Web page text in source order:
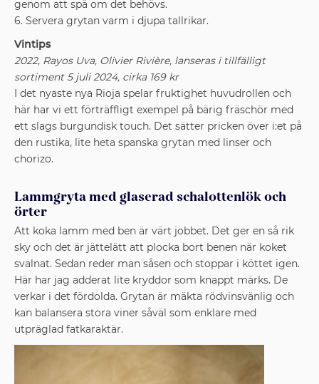
genom att spä om det behövs.
6. Servera grytan varm i djupa tallrikar.
Vintips
2022, Rayos Uva, Olivier Rivière, lanseras i tillfälligt
sortiment 5 juli 2024, cirka 169 kr
I det nyaste nya Rioja spelar fruktighet huvudrollen och
här har vi ett förträffligt exempel på bärig fräschör med
ett slags burgundisk touch. Det sätter pricken över i:et på
den rustika, lite heta spanska grytan med linser och
chorizo.
Lammgryta med glaserad schalottenlök och
örter
Att koka lamm med ben är värt jobbet. Det ger en så rik
sky och det är jättelätt att plocka bort benen när koket
svalnat. Sedan reder man såsen och stoppar i köttet igen.
Här har jag adderat lite kryddor som knappt märks. De
verkar i det fördolda. Grytan är mäkta rödvinsvänlig och
kan balansera stora viner såväl som enklare med
utpräglad fatkaraktär.